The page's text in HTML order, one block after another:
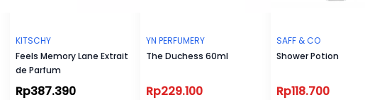
KITSCHY
Feels Memory Lane Extrait
de Parfum
Rp387.390
YN PERFUMERY
The Duchess 60ml
Rp229.100
SAFF & CO
Shower Potion
Rp118.700